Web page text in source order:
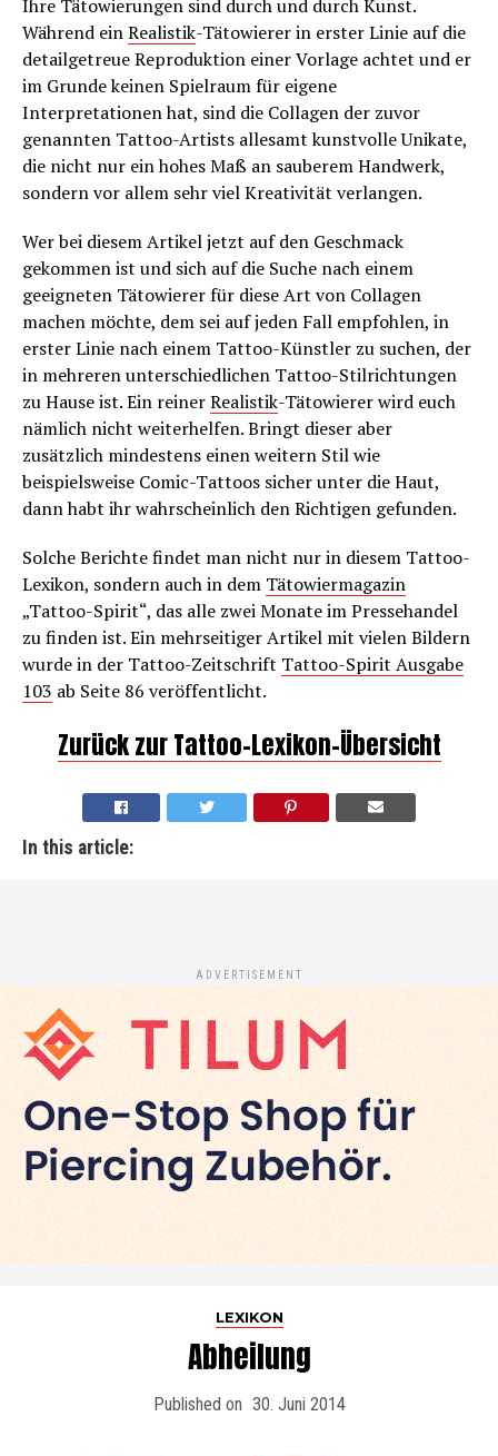
Ihre Tätowierungen sind durch und durch Kunst.
Während einRealistik-Tätowierer in erster Linie auf die
detailgetreue Reproduktion einer Vorlage achtet und er
im Grunde keinen Spielraum für eigene
Interpretationen hat, sind die Collagen der zuvor
genannten Tattoo-Artists allesamt kunstvolle Unikate,
die nicht nur ein hohes Maß an sauberem Handwerk,
sondern vor allem sehr viel Kreativität verlangen.
Wer bei diesem Artikel jetzt auf den Geschmack
gekommen ist und sich auf die Suche nach einem
geeigneten Tätowierer für diese Art von Collagen
machen möchte, dem sei auf jeden Fall empfohlen, in
erster Linie nach einem Tattoo-Künstler zu suchen, der
in mehreren unterschiedlichen Tattoo-Stilrichtungen
zu Hause ist. Ein reinerRealistik-Tätowierer wird euch
nämlich nicht weiterhelfen. Bringt dieser aber
zusätzlich mindestens einen weitern Stil wie
beispielsweise Comic-Tattoos sicher unter die Haut,
dann habt ihr wahrscheinlich den Richtigen gefunden.
Solche Berichte findet man nicht nur in diesem Tattoo-
Lexikon, sondern auch in dem Tätowiermagazin
„Tattoo-Spirit“, das alle zwei Monate im Pressehandel
zu finden ist. Ein mehrseitiger Artikel mit vielen Bildern
wurde in der Tattoo-Zeitschrift Tattoo-Spirit Ausgabe
103 ab Seite 86 veröffentlicht.
Zurück zur Tattoo-Lexikon-Übersicht
In this article:
ADVERTISEMENT
LEXIKON
Abheilung
Published on 30. Juni 2014